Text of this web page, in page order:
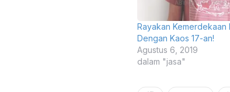
Rayakan Kemerdekaan
Dengan Kaos 17-an!
Agustus 6, 2019
dalam "jasa"